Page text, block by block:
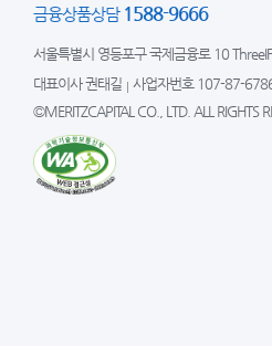
금융상품상담 1588-9666
서울특별시 영등포구 국제금융로 10
대표이사 권태길
사업자번호 107-87-
©MERITZCAPITAL CO., LTD. ALL RIGHTS